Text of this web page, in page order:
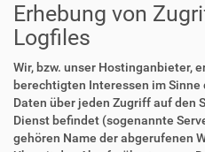
Erhebung von
Logfiles
Wir, bzw. unser Hostinganbieter,
berechtigten Interessen im Sinne
Daten über jeden Zugriff auf den
Dienst befindet (sogenannte
gehören Name der abgerufenen